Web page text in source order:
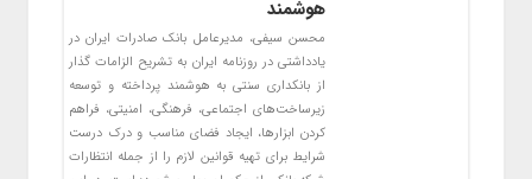
هوشمند
​محسن سیفی، مدیرعامل بانک صادرات ایران در
یادداشتی در روزنامه ایران به تشریح الزامات گذار
از بانکداری سنتی به هوشمند پرداخته و توسعه
زیرساخت‌های اجتماعی، فرهنگی، امنیتی، فراهم
کردن ابزارها، ایجاد فضای مناسب و درک درست
شرایط برای تهیه قوانین لازم را از جمله انتظارات